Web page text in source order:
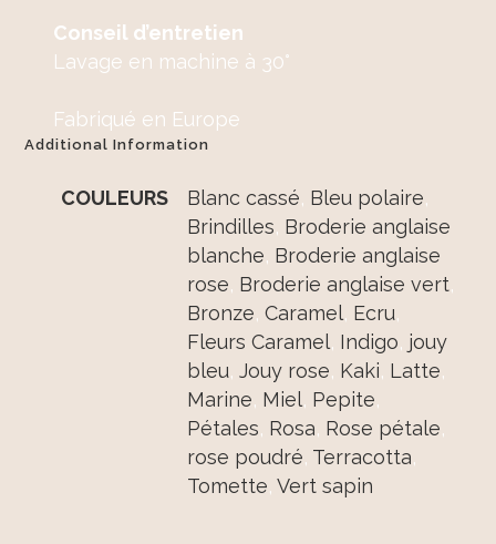
Conseil d’entretien
Lavage en machine à 30°
Fabriqué en Europe
Additional Information
COULEURS Blanc cassé, Bleu polaire,
Brindilles, Broderie anglaise
blanche, Broderie anglaise
rose, Broderie anglaise vert,
Bronze,Caramel, Ecru,
Fleurs Caramel, Indigo, jouy
bleu,Jouy rose, Kaki, Latte,
Marine, Miel, Pepite,
Pétales, Rosa, Rose pétale,
rose poudré, Terracotta,
Tomette,Vert sapin